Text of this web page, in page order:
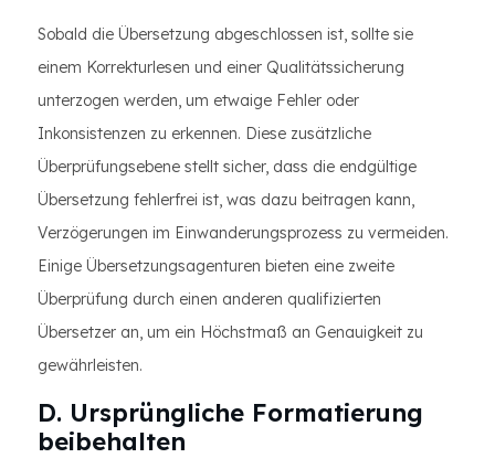
Sobald die Übersetzung abgeschlossen ist, sollte sie
einem Korrekturlesen und einer Qualitätssicherung
unterzogen werden, um etwaige Fehler oder
Inkonsistenzen zu erkennen. Diese zusätzliche
Überprüfungsebene stellt sicher, dass die endgültige
Übersetzung fehlerfrei ist, was dazu beitragen kann,
Verzögerungen im Einwanderungsprozess zu vermeiden.
Einige Übersetzungsagenturen bieten eine zweite
Überprüfung durch einen anderen qualifizierten
Übersetzer an, um ein Höchstmaß an Genauigkeit zu
gewährleisten.
D. Ursprüngliche Formatierung
beibehalten